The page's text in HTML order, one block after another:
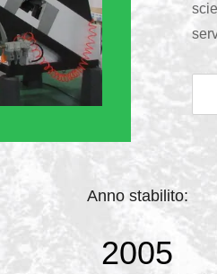
Anno stabilito:
2007